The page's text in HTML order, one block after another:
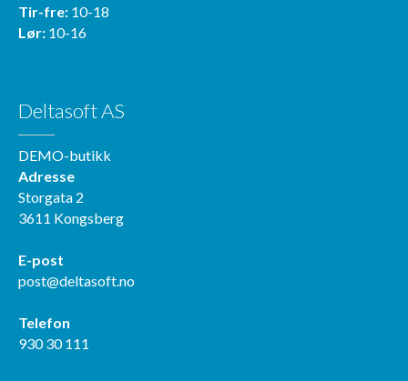
Tir-fre: 10-18
Lør: 10-16
Deltasoft AS
DEMO-butikk
Adresse
Storgata 2
3611 Kongsberg
E-post
post@deltasoft.no
Telefon
930 30 111